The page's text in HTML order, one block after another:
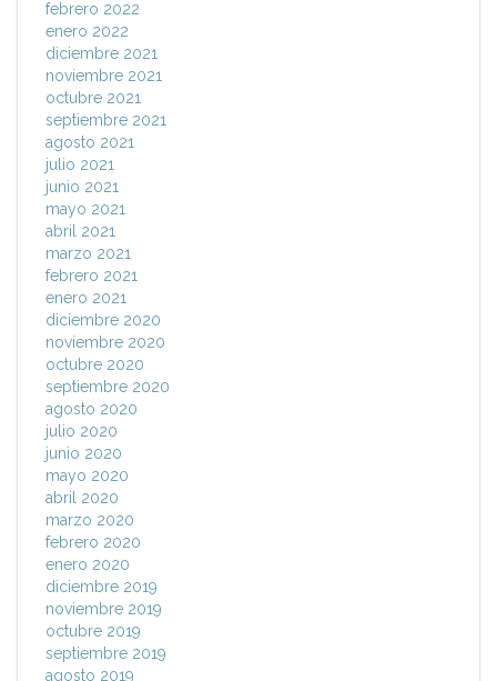
febrero 2022
enero 2022
diciembre 2021
noviembre 2021
octubre 2021
septiembre 2021
agosto 2021
julio 2021
junio 2021
mayo 2021
abril 2021
marzo 2021
febrero 2021
enero 2021
diciembre 2020
noviembre 2020
octubre 2020
septiembre 2020
agosto 2020
julio 2020
junio 2020
mayo 2020
abril 2020
marzo 2020
febrero 2020
enero 2020
diciembre 2019
noviembre 2019
octubre 2019
septiembre 2019
agosto 2019